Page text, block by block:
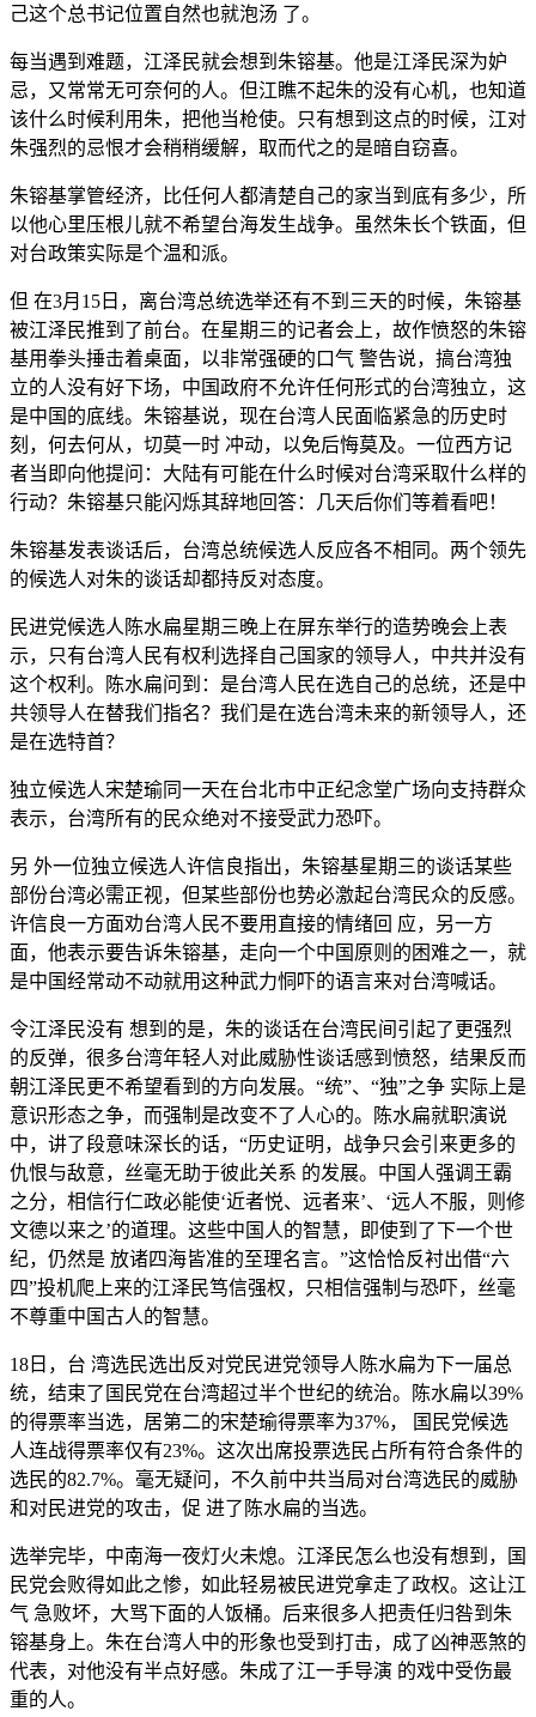
己这个总书记位置自然也就泡汤 了。
每当遇到难题，江泽民就会想到朱镕基。他是江泽民深为妒
忌，又常常无可奈何的人。但江瞧不起朱的没有心机，也知道
该什么时候利用朱，把他当枪使。只有想到这点的时候，江对
朱强烈的忌恨才会稍稍缓解，取而代之的是暗自窃喜。
朱镕基掌管经济，比任何人都清楚自己的家当到底有多少，所
以他心里压根儿就不希望台海发生战争。虽然朱长个铁面，但
对台政策实际是个温和派。
但 在3月15日，离台湾总统选举还有不到三天的时候，朱镕基
被江泽民推到了前台。在星期三的记者会上，故作愤怒的朱镕
基用拳头捶击着桌面，以非常强硬的口气 警告说，搞台湾独
立的人没有好下场，中国政府不允许任何形式的台湾独立，这
是中国的底线。朱镕基说，现在台湾人民面临紧急的历史时
刻，何去何从，切莫一时 冲动，以免后悔莫及。一位西方记
者当即向他提问：大陆有可能在什么时候对台湾采取什么样的
行动？朱镕基只能闪烁其辞地回答：几天后你们等着看吧！
朱镕基发表谈话后，台湾总统候选人反应各不相同。两个领先
的候选人对朱的谈话却都持反对态度。
民进党候选人陈水扁星期三晚上在屏东举行的造势晚会上表
示，只有台湾人民有权利选择自己国家的领导人，中共并没有
这个权利。陈水扁问到：是台湾人民在选自己的总统，还是中
共领导人在替我们指名？我们是在选台湾未来的新领导人，还
是在选特首？
独立候选人宋楚瑜同一天在台北市中正纪念堂广场向支持群众
表示，台湾所有的民众绝对不接受武力恐吓。
另 外一位独立候选人许信良指出，朱镕基星期三的谈话某些
部份台湾必需正视，但某些部份也势必激起台湾民众的反感。
许信良一方面劝台湾人民不要用直接的情绪回 应，另一方
面，他表示要告诉朱镕基，走向一个中国原则的困难之一，就
是中国经常动不动就用这种武力恫吓的语言来对台湾喊话。
令江泽民没有 想到的是，朱的谈话在台湾民间引起了更强烈
的反弹，很多台湾年轻人对此威胁性谈话感到愤怒，结果反而
朝江泽民更不希望看到的方向发展。“统”、“独”之争 实际上是
意识形态之争，而强制是改变不了人心的。陈水扁就职演说
中，讲了段意味深长的话，“历史证明，战争只会引来更多的
仇恨与敌意，丝毫无助于彼此关系 的发展。中国人强调王霸
之分，相信行仁政必能使‘近者悦、远者来’、‘远人不服，则修
文德以来之’的道理。这些中国人的智慧，即使到了下一个世
纪，仍然是 放诸四海皆准的至理名言。”这恰恰反衬出借“六
四”投机爬上来的江泽民笃信强权，只相信强制与恐吓，丝毫
不尊重中国古人的智慧。
18日，台 湾选民选出反对党民进党领导人陈水扁为下一届总
统，结束了国民党在台湾超过半个世纪的统治。陈水扁以39%
的得票率当选，居第二的宋楚瑜得票率为37%， 国民党候选
人连战得票率仅有23%。这次出席投票选民占所有符合条件的
选民的82.7%。毫无疑问，不久前中共当局对台湾选民的威胁
和对民进党的攻击，促 进了陈水扁的当选。
选举完毕，中南海一夜灯火未熄。江泽民怎么也没有想到，国
民党会败得如此之惨，如此轻易被民进党拿走了政权。这让江
气 急败坏，大骂下面的人饭桶。后来很多人把责任归咎到朱
镕基身上。朱在台湾人中的形象也受到打击，成了凶神恶煞的
代表，对他没有半点好感。朱成了江一手导演 的戏中受伤最
重的人。